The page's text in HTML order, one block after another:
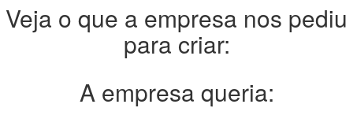
Veja o que a empresa nos pediu
para criar:
A empresa queria: